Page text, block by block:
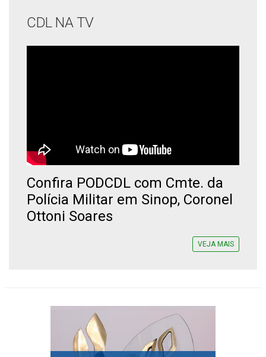
CDL NA TV
Confira PODCDL com Cmte. da
Polícia Militar em Sinop, Coronel
Ottoni Soares
VEJA MAIS